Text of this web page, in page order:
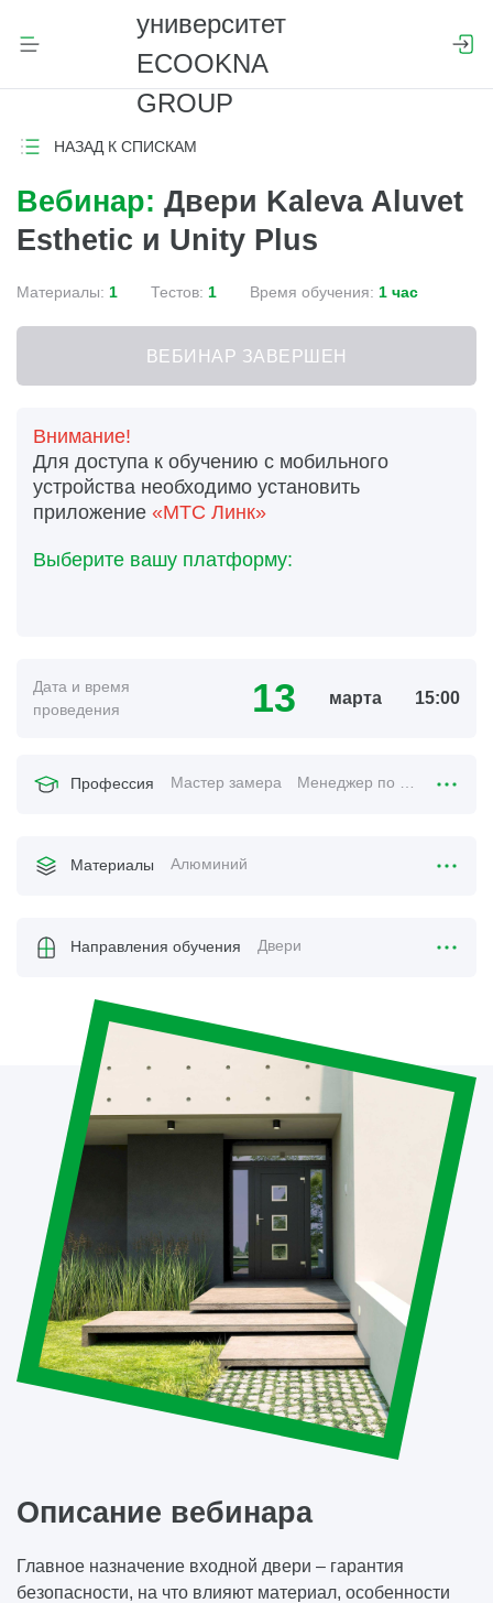
НАЗАД К СПИСКАМ
Вебинар: Двери Kaleva Aluvet
Esthetic и Unity Plus
Материалы: 1 Тестов: 1 Время обучения: 1 час
ВЕБИНАР ЗАВЕРШЕН
Внимание!
Для доступа к обучению с мобильного
устройства необходимо установить
приложение «МТС Линк»
Выберите вашу платформу:
Дата и время
проведения
13 марта 15:00
Профессия Мастер замера Менеджер по продажам
Материалы Алюминий
Направления обучения Двери
Описание вебинара
Главное назначение входной двери – гарантия
безопасности, на что влияют материал, особенности